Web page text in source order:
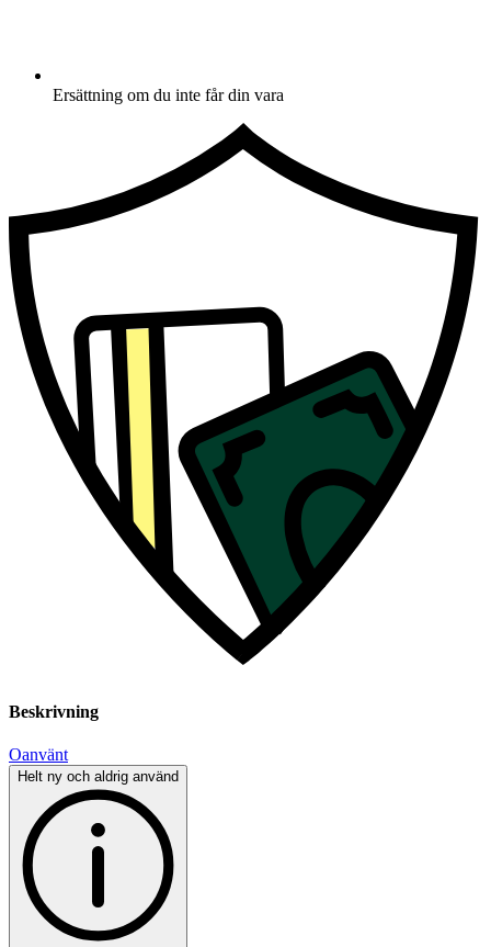
Ersättning om du inte får din vara
Beskrivning
Oanvänt
Helt ny och aldrig använd